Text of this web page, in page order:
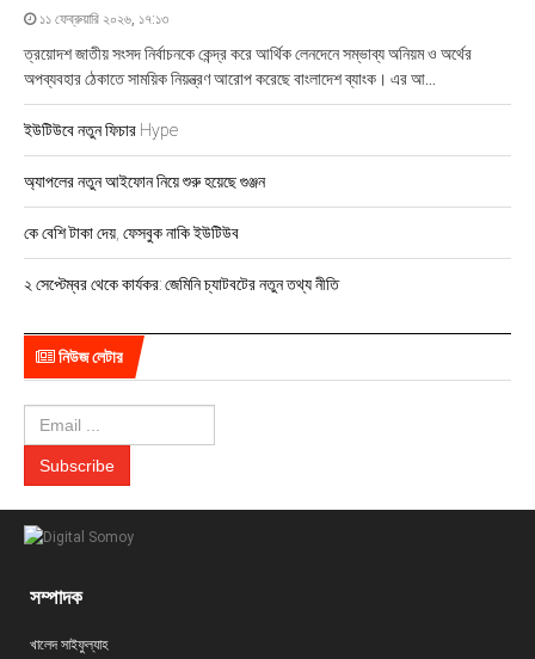
১১ ফেব্রুয়ারি ২০২৬, ১৭:১৩
ত্রয়োদশ জাতীয় সংসদ নির্বাচনকে কেন্দ্র করে আর্থিক লেনদেনে সম্ভাব্য অনিয়ম ও অর্থের
অপব্যবহার ঠেকাতে সাময়িক নিয়ন্ত্রণ আরোপ করেছে বাংলাদেশ ব্যাংক। এর আ...
ইউটিউবে নতুন ফিচার Hype
অ্যাপলের নতুন আইফোন নিয়ে শুরু হয়েছে গুঞ্জন
কে বেশি টাকা দেয়, ফেসবুক নাকি ইউটিউব
২ সেপ্টেম্বর থেকে কার্যকর: জেমিনি চ্যাটবটের নতুন তথ্য নীতি
নিউজ লেটার
সম্পাদক
খালেদ সাইফুল্যাহ